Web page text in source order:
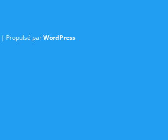
| Propulsé parWordPress